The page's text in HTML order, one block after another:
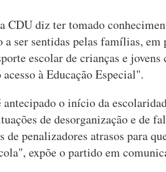
CDU diz ter tomado
ser sentidas pelas famílias,
escolar de crianças e jovens
à Educação Especial".
o início da
de desorganização e de
de penalizadores atrasos para
expõe o partido em